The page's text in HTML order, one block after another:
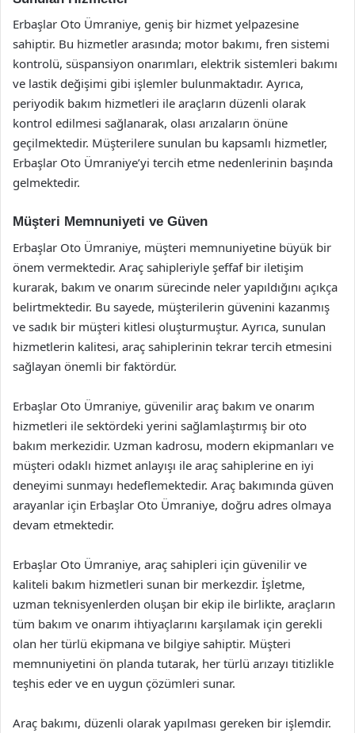
Erbaşlar Oto Ümraniye, geniş bir hizmet yelpazesine
sahiptir. Bu hizmetler arasında; motor bakımı, fren sistemi
kontrolü, süspansiyon onarımları, elektrik sistemleri bakımı
ve lastik değişimi gibi işlemler bulunmaktadır. Ayrıca,
periyodik bakım hizmetleri ile araçların düzenli olarak
kontrol edilmesi sağlanarak, olası arızaların önüne
geçilmektedir. Müşterilere sunulan bu kapsamlı hizmetler,
Erbaşlar Oto Ümraniye’yi tercih etme nedenlerinin başında
gelmektedir.
Müşteri Memnuniyeti ve Güven
Erbaşlar Oto Ümraniye, müşteri memnuniyetine büyük bir
önem vermektedir. Araç sahipleriyle şeffaf bir iletişim
kurarak, bakım ve onarım sürecinde neler yapıldığını açıkça
belirtmektedir. Bu sayede, müşterilerin güvenini kazanmış
ve sadık bir müşteri kitlesi oluşturmuştur. Ayrıca, sunulan
hizmetlerin kalitesi, araç sahiplerinin tekrar tercih etmesini
sağlayan önemli bir faktördür.
Erbaşlar Oto Ümraniye, güvenilir araç bakım ve onarım
hizmetleri ile sektördeki yerini sağlamlaştırmış bir oto
bakım merkezidir. Uzman kadrosu, modern ekipmanları ve
müşteri odaklı hizmet anlayışı ile araç sahiplerine en iyi
deneyimi sunmayı hedeflemektedir. Araç bakımında güven
arayanlar için Erbaşlar Oto Ümraniye, doğru adres olmaya
devam etmektedir.
Erbaşlar Oto Ümraniye, araç sahipleri için güvenilir ve
kaliteli bakım hizmetleri sunan bir merkezdir. İşletme,
uzman teknisyenlerden oluşan bir ekip ile birlikte, araçların
tüm bakım ve onarım ihtiyaçlarını karşılamak için gerekli
olan her türlü ekipmana ve bilgiye sahiptir. Müşteri
memnuniyetini ön planda tutarak, her türlü arızayı titizlikle
teşhis eder ve en uygun çözümleri sunar.
Araç bakımı, düzenli olarak yapılması gereken bir işlemdir.